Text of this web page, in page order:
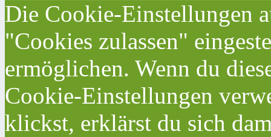
Die Cookie-Einstellungen
"Cookies zulassen"
ermöglichen. Wenn du
Cookie-Einstellungen
klickst, erklärst du sich